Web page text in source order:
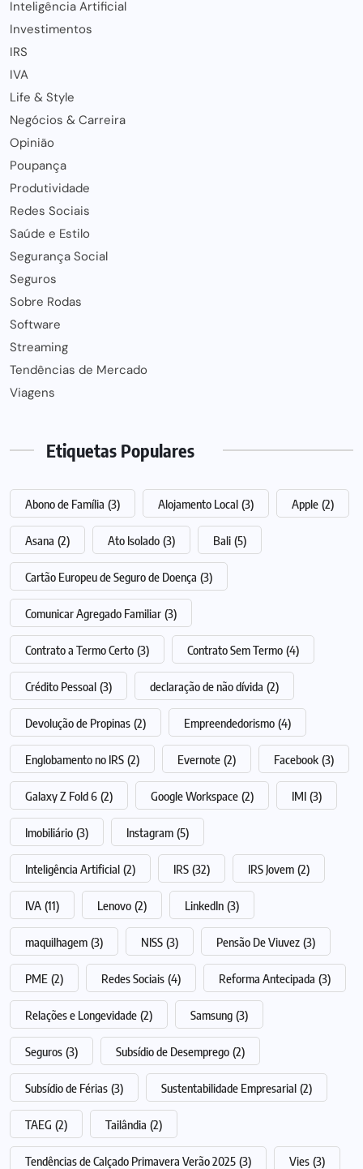
Inteligência Artificial
Investimentos
IRS
IVA
Life & Style
Negócios & Carreira
Opinião
Poupança
Produtividade
Redes Sociais
Saúde e Estilo
Segurança Social
Seguros
Sobre Rodas
Software
Streaming
Tendências de Mercado
Viagens
Etiquetas Populares
Abono de Família (3) Alojamento Local (3) Apple (2)
Asana (2) Ato Isolado (3) Bali (5)
Cartão Europeu de Seguro de Doença (3)
Comunicar Agregado Familiar (3)
Contrato a Termo Certo (3) Contrato Sem Termo (4)
Crédito Pessoal (3) declaração de não dívida (2)
Devolução de Propinas (2) Empreendedorismo (4)
Englobamento no IRS (2) Evernote (2) Facebook (3)
Galaxy Z Fold 6 (2) Google Workspace (2) IMI (3)
Imobiliário (3) Instagram (5)
Inteligência Artificial (2) IRS (32) IRS Jovem (2)
IVA (11) Lenovo (2) LinkedIn (3)
maquilhagem (3) NISS (3) Pensão De Viuvez (3)
PME (2) Redes Sociais (4) Reforma Antecipada (3)
Relações e Longevidade (2) Samsung (3)
Seguros (3) Subsídio de Desemprego (2)
Subsídio de Férias (3) Sustentabilidade Empresarial (2)
TAEG (2) Tailândia (2)
Tendências de Calçado Primavera Verão 2025 (3) Vies (3)